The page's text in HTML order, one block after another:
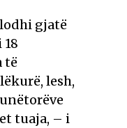
gjatë
të
lesh,
tuaja, – i